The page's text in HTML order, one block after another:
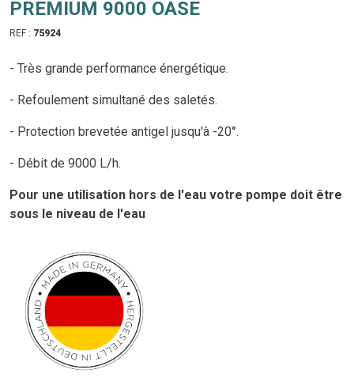
PREMIUM 9000 OASE
REF : 75924
- Très grande performance énergétique.
- Refoulement simultané des saletés.
- Protection brevetée antigel jusqu'à -20°.
- Débit de 9000 L/h.
Pour une utilisation hors de l'eau votre pompe doit être
sous le niveau de l'eau